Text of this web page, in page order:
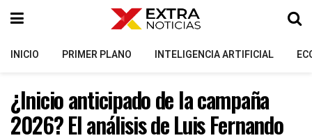
INICIO PRIMER PLANO INTELIGENCIA ARTIFICIAL
¿Inicio anticipado de la campaña
2026? El análisis de Luis Fernando